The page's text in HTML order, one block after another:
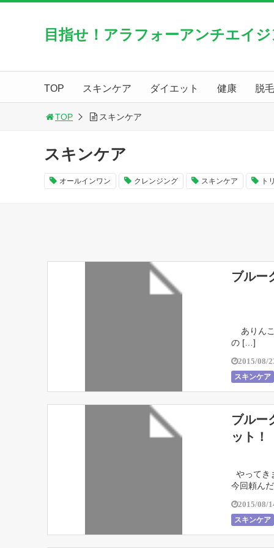
目指せ！アラフォーアンチエイ
TOP スキンケア ダイエット 健康 脱毛
TOP スキンケア
スキンケア
オールインワン クレンジング スキンケア ト
ブルー
ありんこ
の […]
2015/08/
スキンケア
ブルー
ット！
やってき
今回頼ん
2015/08/
スキンケア